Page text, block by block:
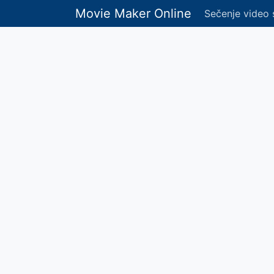
Movie Maker Online Sečenje video